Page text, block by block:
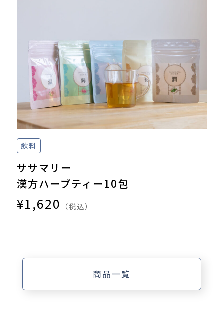
飲料
ササマリー
漢方ハーブティー10包
¥1,620 （税込）
商品一覧